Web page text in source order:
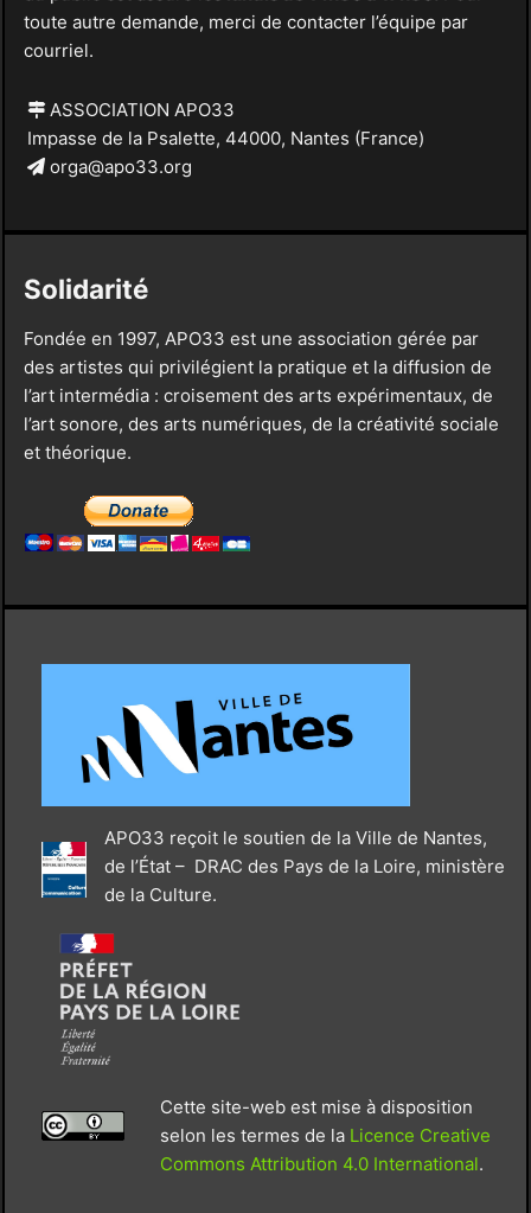
toute autre demande, merci de contacter l’équipe par
courriel.
ASSOCIATION APO33
Impasse de la Psalette, 44000, Nantes (France)
orga@apo33.org
Solidarité
Fondée en 1997, APO33 est une association gérée par
des artistes qui privilégient la pratique et la diffusion de
l’art intermédia : croisement des arts expérimentaux, de
l’art sonore, des arts numériques, de la créativité sociale
et théorique.
APO33 reçoit le soutien de la Ville de Nantes,
de l’État – DRAC des Pays de la Loire, ministère
de la Culture.
Cette site-web est mise à disposition
selon les termes de la Licence Creative
Commons Attribution 4.0 International.